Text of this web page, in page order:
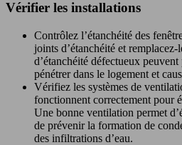
Vérifier les installations
Contrôlez l’étanchéité des
joints d’étanchéité et
d’étanchéité défectueux
pénétrer dans le logement et
Vérifiez les systèmes de
fonctionnent correctement pour
Une bonne ventilation permet
de prévenir la formation de
des infiltrations d’eau.